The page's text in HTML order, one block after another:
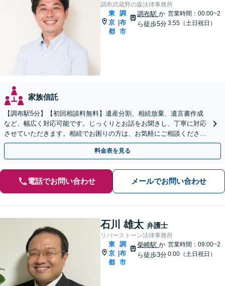
調布武蔵野の森法律事務所
東
京
都
|
調
布
市
調布駅か
ら徒歩5分
営業時間：00:00~2
3:55（土日祝日）
家族信託
【調布駅5分】【初回相談料無料】遺産分割、相続放棄、遺言書作成
など、幅広く対応可能です。じっくりとお話をお聞きし、丁寧に対応
させていただきます。相続でお困りの方は、お気軽にご相談くださ
い。【電話相談可】
料金表を見る
電話でお問い合わせ メールでお問い合わせ
石川 雄太 弁護士
リバーストーン法律事務所
東
京
都
|
調
布
市
柴崎駅か
ら徒歩3分
営業時間：09:00~2
0:00（土日祝日）